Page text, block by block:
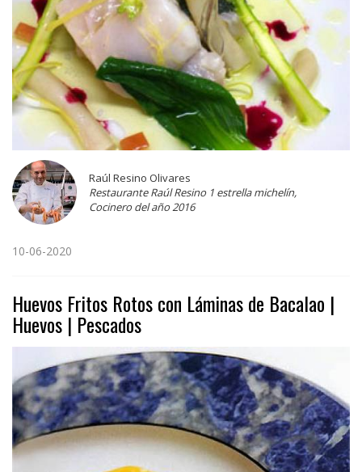
Raúl Resino Olivares
Restaurante Raúl Resino 1 estrella michelín,
Cocinero del año 2016
10-06-2020
Huevos Fritos Rotos con Láminas de Bacalao |
Huevos | Pescados